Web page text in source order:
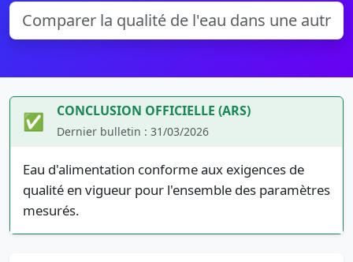
✅ CONCLUSION OFFICIELLE (ARS)
Dernier bulletin : 31/03/2026
Eau d'alimentation conforme aux exigences de
qualité en vigueur pour l'ensemble des paramètres
mesurés.